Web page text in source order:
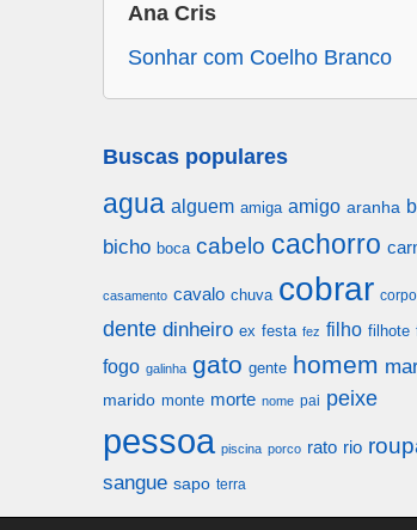
Ana Cris
Sonhar com Coelho Branco
Buscas populares
agua alguem amiga amigo aranha
bicho boca cabelo cachorro
casamento cavalo chuva cobrar corpo
dente dinheiro ex festa fez filho filhote
fogo galinha gato gente homem
marido monte morte nome pai peixe
pessoa piscina porco rato rio
sangue sapo terra